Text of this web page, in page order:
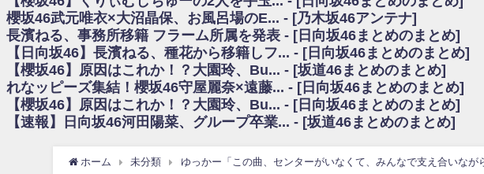
乃木坂あんてな ～乃木坂46・欅坂46・日向坂46のニュース・情報・話題をピックアップ / れなッピーズ
日向坂46まとめのまとめ / 【日向坂46】富田鈴花、次の事務所が決まってそう！？
日向坂46まとめのまとめ / 【日向坂46】富田鈴花、次の事務所が決まってそう！？
乃木坂46アンテナ / 【日向坂46】この月、何かあるのか！？『お願いバッハ！』ミーグリ日程がこちら
乃木坂あんてな ～乃木坂46・欅坂46・日向坂46のニュース・情報・話題をピックアップ / 日向坂46卒業
欅坂46/日向坂46まとめのまとめ / 『anan』の表紙の櫻坂46さん、多様性の時代だと話題に
欅坂46/日向坂46まとめのまとめ / 日向坂46より重大発表！！！！
日向坂46まとめのまとめ / 【朗報】増田三莉音さんの生足wwwwwwwwwwww
日向坂46まとめのまとめ / 【日向坂46】五期生着ぐるみ生写真も！ 富田鈴花考案グッズ＆生写真5種が公開
櫻坂46武元唯衣×大沼晶保、お風呂場のE... - [乃木坂46アンテナ]
長濱ねる、事務所移籍 フラーム所属を発表 - [日向坂46まとめのまとめ]
【日向坂46】長濱ねる、種花から移籍しフ... - [日向坂46まとめのまとめ]
【櫻坂46】原因はこれか！？大園玲、Bu... - [坂道46まとめのまとめ]
れなッピーズ集結！櫻坂46守屋麗奈×遠藤... - [日向坂46まとめのまとめ]
【櫻坂46】原因はこれか！？大園玲、Bu... - [日向坂46まとめのまとめ]
【速報】日向坂46河田陽菜、グループ卒業... - [坂道46まとめのまとめ]
ホーム 未分類 ゆっかー「この曲、センターがいなくて、みんなで支え合いなが